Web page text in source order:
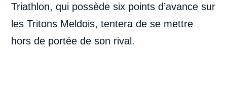
Triathlon, qui possède six points d’avance sur
les Tritons Meldois, tentera de se mettre
hors de portée de son rival.